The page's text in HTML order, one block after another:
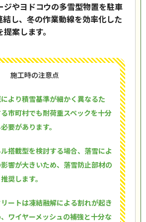
ジやヨドコウの多雪型物置を駐車
結し、冬の作業動線を効率化した
案します。
施工時の注意点
より積雪基準が細かく異なるた
市町村でも耐荷重スペックを十分
要があります。
搭載型を検討する場合、落雪によ
響が大きいため、落雪防止部材の
奨します。
ートは凍結融解による割れが起き
ワイヤーメッシュの補強と十分な